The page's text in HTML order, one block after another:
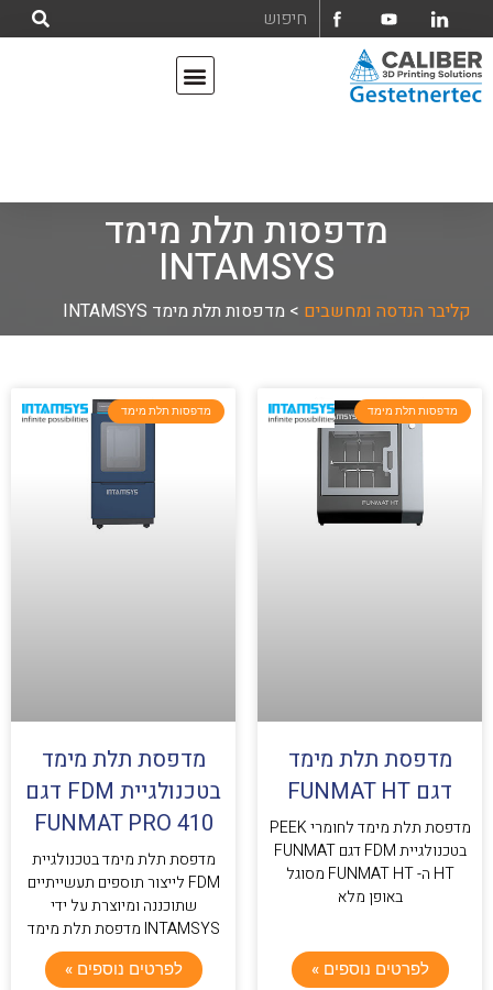
מדפסות תלת מימד
INTAMSYS
קליבר הנדסה ומחשבים > מדפסות תלת מימד INTAMSYS
מדפסות תלת מימד
מדפסת תלת מימד
דגם FUNMAT HT
מדפסת תלת מימד לחומרי PEEK
בטכנולגיית FDM דגם FUNMAT
HT ה- FUNMAT HT מסוגל
באופן מלא
לפרטים נוספים »
מדפסות תלת מימד
מדפסת תלת מימד
בטכנולגיית FDM דגם
FUNMAT PRO 410
מדפסת תלת מימד בטכנולגיית
FDM לייצור תוספים תעשייתיים
שתוכננה ומיוצרת על ידי
INTAMSYS מדפסת תלת מימד
לפרטים נוספים »